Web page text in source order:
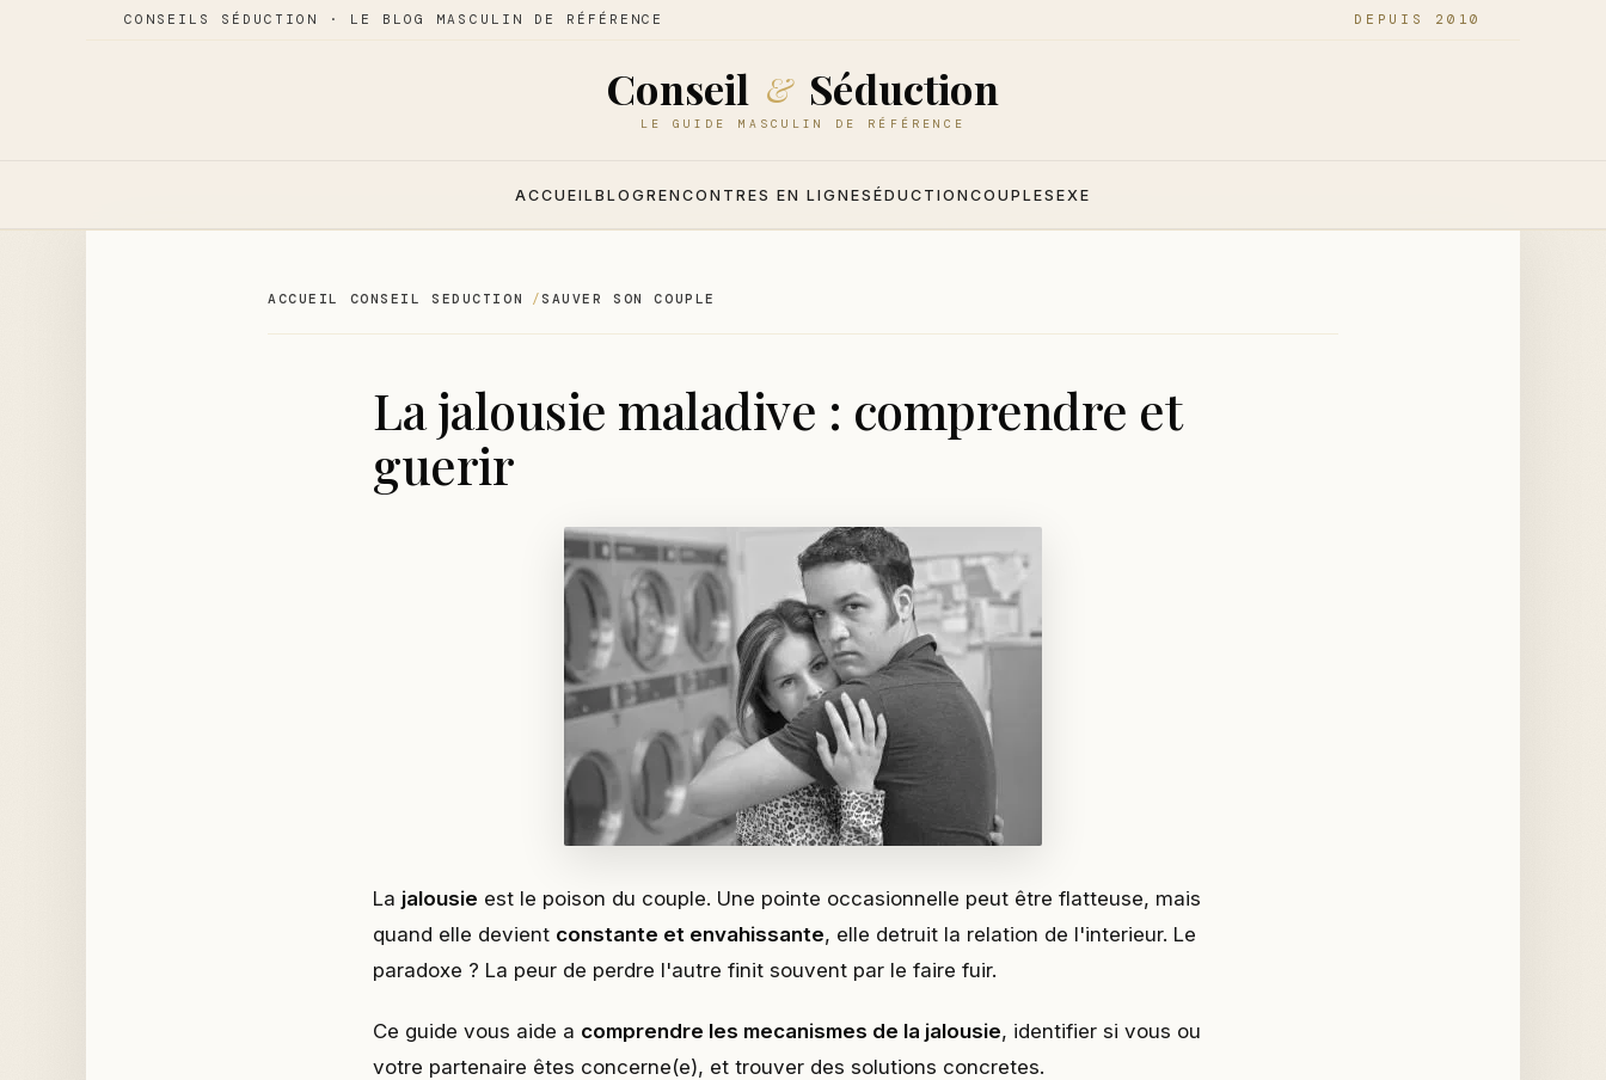
CONSEILS SÉDUCTION · LE BLOG MASCULIN DE RÉFÉRENCE DEPUIS 2010
Conseil & Séduction
LE GUIDE MASCULIN DE RÉFÉRENCE
ACCUEILBLOGRENCONTRES EN LIGNESÉDUCTION COUPLESEXE
ACCUEIL CONSEIL SEDUCTION SAUVER SON COUPLE
La jalousie maladive : comprendre et
guerir
La jalousie est le poison du couple. Une pointe occasionnelle peut être flatteuse, mais
quand elle devient constante et envahissante, elle detruit la relation de l'interieur. Le
paradoxe ? La peur de perdre l'autre finit souvent par le faire fuir.
Ce guide vous aide a comprendre les mecanismes de la jalousie, identifier si vous ou
votre partenaire êtes concerne(e), et trouver des solutions concretes.